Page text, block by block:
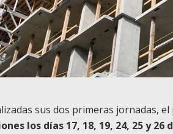
sus dos primeras jornadas,
los días 17, 18, 19, 24, 25 y 26